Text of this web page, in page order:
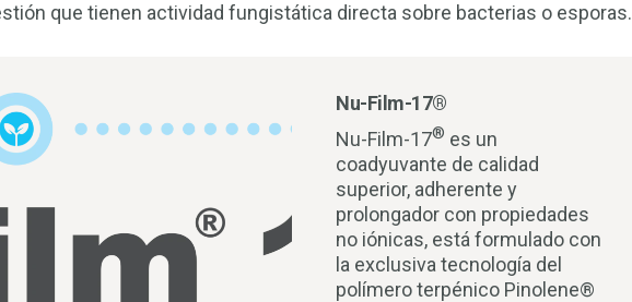
que tienen actividad fungistática directa sobre bacterias o esporas.
Nu-Film-17®
Nu-Film-17® es un
coadyuvante de calidad
superior, adherente y
prolongador con propiedades
no iónicas, está formulado con
la exclusiva tecnología del
polímero terpénico Pinolene®